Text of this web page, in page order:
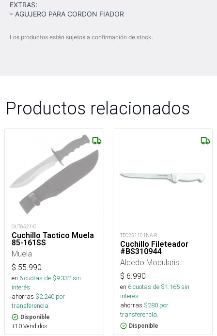
EXTRAS:
– AGUJERO PARA CORDON FIADOR
Los productos están sujetos a confirmación de stock.
Productos relacionados
OUT6521-C
Cuchillo Tactico Muela
85-161SS
Muela
$ 55.990
en 6cuotas de $9.332sin
interés
ahorras $2.240 por
transferencia.
Disponible
+10 Vendidos
TEC251101NA-R
Cuchillo Fileteador
#BS310944
Alcedo Modularis
$ 6.990
en 6cuotas de $1.165sin
interés
ahorras $280 por
transferencia.
Disponible